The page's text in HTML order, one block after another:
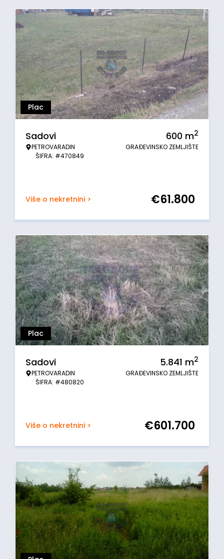
Plac
Sadovi
PETROVARADIN
ŠIFRA: #470849
600 m2
GRAĐEVINSKO ZEMLJIŠTE
Više o nekretnini > €61.800
Plac
Sadovi
PETROVARADIN
ŠIFRA: #480820
5.841 m2
GRAĐEVINSKO ZEMLJIŠTE
Više o nekretnini > €601.700